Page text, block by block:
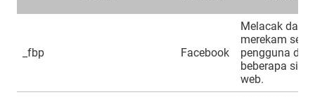
_fbp Facebook
Melacak dan
merekam sesi
pengguna di
beberapa situs
web.